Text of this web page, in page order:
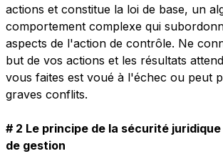
actions et constitue la loi de base, un
comportement complexe qui
aspects de l'action de contrôle. Ne
but de vos actions et les résultats
vous faites est voué à l'échec ou peut
graves conflits.
# 2 Le principe de la sécurité
de gestion